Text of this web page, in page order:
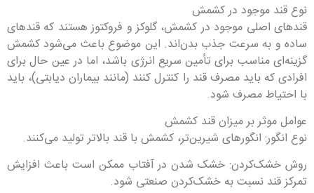
نوع قند موجود در کشمش
قندهای اصلی موجود در کشمش، گلوکز و فروکتوز هستند که قندهای
ساده و به سرعت جذب بدن‌اند. این موضوع باعث می‌شود کشمش
گزینه‌ای مناسب برای تأمین سریع انرژی باشد، اما در عین حال برای
افرادی که باید مصرف قند را کنترل کنند (مانند بیماران دیابتی)، باید
با احتیاط مصرف شود.
عوامل موثر بر میزان قند کشمش
نوع انگور: انگورهای شیرین‌تر، کشمش با قند بالاتر تولید می‌کنند.
روش خشک‌کردن: خشک شدن در آفتاب ممکن است باعث افزایش
تمرکز قند نسبت به خشک‌کردن صنعتی شود.